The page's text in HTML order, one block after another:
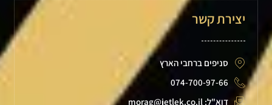
יצירת קשר
סניפים ברחבי הארץ
074-700-97-66
דוא"ל: morag@jetlek.co.il